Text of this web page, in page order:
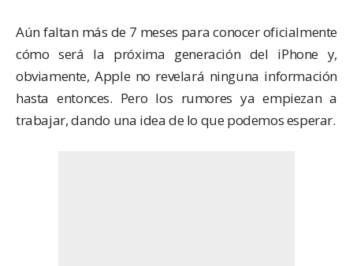
Aún faltan más de 7 meses para conocer oficialmente
cómo será la próxima generación del iPhone y,
obviamente,Apple no revelará ninguna información
hasta entonces. Pero los rumores ya empiezan a
trabajar, dando una idea de lo que podemos esperar.